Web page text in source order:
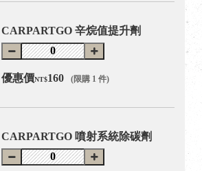
CARPARTGO 辛烷值提升劑
優惠價NT$160 (限購 1 件)
CARPARTGO 噴射系統除碳劑